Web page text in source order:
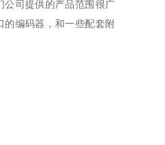
公司提供的产品范围很广
的编码器，和一些配套附